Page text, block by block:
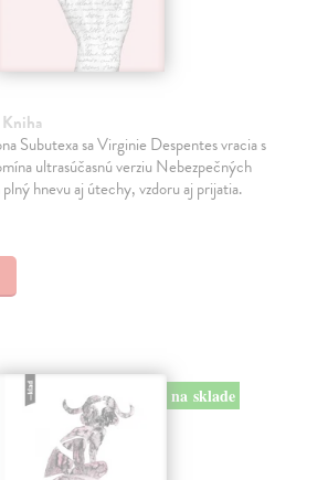
Kniha
Subutexa sa Virginie Despentes vracia s
ultrasúčasnú verziu Nebezpečných
hnevu aj útechy, vzdoru aj prijatia.
na sklade